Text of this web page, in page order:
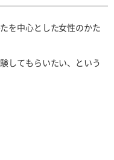
を中心とした女性のかた
してもらいたい、という